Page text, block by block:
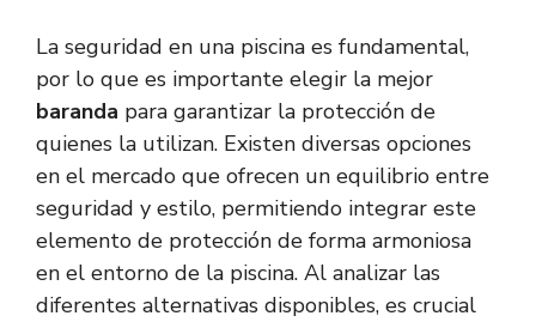
La seguridad en una piscina es fundamental,
por lo que es importante elegir la mejor
baranda para garantizar la protección de
quienes la utilizan. Existen diversas opciones
en el mercado que ofrecen un equilibrio entre
seguridad y estilo, permitiendo integrar este
elemento de protección de forma armoniosa
en el entorno de la piscina. Al analizar las
diferentes alternativas disponibles, es crucial